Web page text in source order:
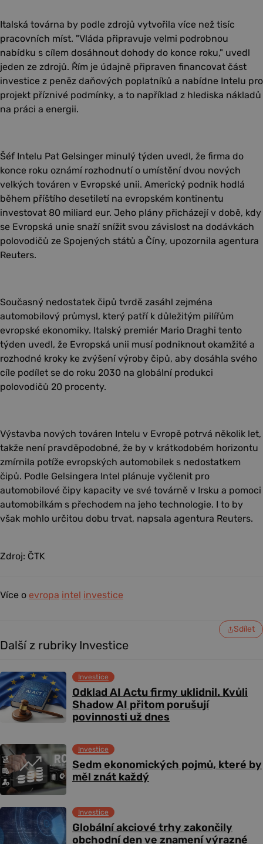
Italská továrna by podle zdrojů vytvořila více než tisíc
pracovních míst. "Vláda připravuje velmi podrobnou
nabídku s cílem dosáhnout dohody do konce roku," uvedl
jeden ze zdrojů. Řím je údajně připraven financovat část
investice z peněz daňových poplatníků a nabídne Intelu pro
projekt příznivé podmínky, a to například z hlediska nákladů
na práci a energii.
Šéf Intelu Pat Gelsinger minulý týden uvedl, že firma do
konce roku oznámí rozhodnutí o umístění dvou nových
velkých továren v Evropské unii. Americký podnik hodlá
během příštího desetiletí na evropském kontinentu
investovat 80 miliard eur. Jeho plány přicházejí v době, kdy
se Evropská unie snaží snížit svou závislost na dodávkách
polovodičů ze Spojených států a Číny, upozornila agentura
Reuters.
Současný nedostatek čipů tvrdě zasáhl zejména
automobilový průmysl, který patří k důležitým pilířům
evropské ekonomiky. Italský premiér Mario Draghi tento
týden uvedl, že Evropská unii musí podniknout okamžité a
rozhodné kroky ke zvýšení výroby čipů, aby dosáhla svého
cíle podílet se do roku 2030 na globální produkci
polovodičů 20 procenty.
Výstavba nových továren Intelu v Evropě potrvá několik let,
takže není pravděpodobné, že by v krátkodobém horizontu
zmírnila potíže evropských automobilek s nedostatkem
čipů. Podle Gelsingera Intel plánuje vyčlenit pro
automobilové čipy kapacity ve své továrně v Irsku a pomoci
automobilkám s přechodem na jeho technologie. I to by
však mohlo určitou dobu trvat, napsala agentura Reuters.
Zdroj: ČTK
Více o evropa intel investice
Sdílet
Další z rubriky Investice
Odklad AI Actu firmy uklidnil. Kvůli
Shadow AI přitom porušují
povinnosti už dnes
Investice
Sedm ekonomických pojmů, které by
měl znát každý
Investice
Globální akciové trhy zakončily
obchodní den ve znamení výrazné
Investice